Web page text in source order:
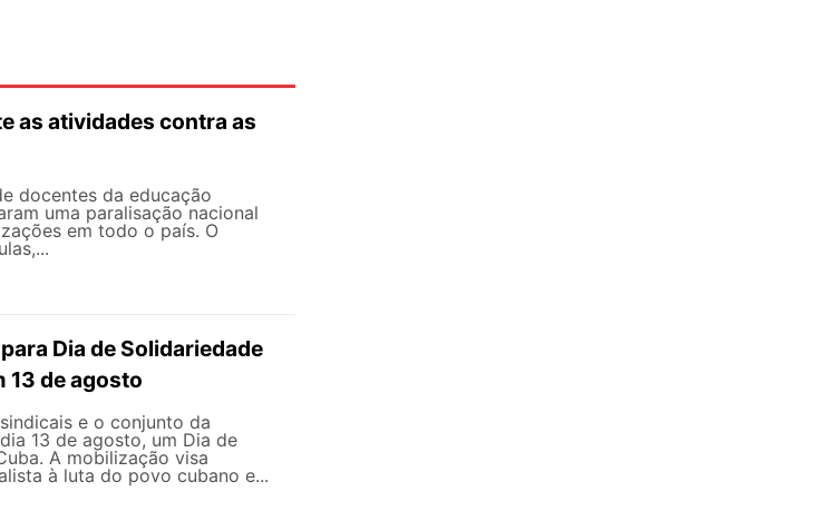
as atividades contra as
docentes da educação
uma paralisação nacional
em todo o país. O
Dia de Solidariedade
13 de agosto
e o conjunto da
13 de agosto, um Dia de
A mobilização visa
à luta do povo cubano e...